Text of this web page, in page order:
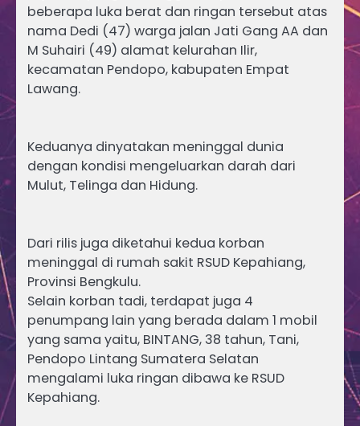
beberapa luka berat dan ringan tersebut atas
nama Dedi (47) warga jalan Jati Gang AA dan
M Suhairi (49) alamat kelurahan Ilir,
kecamatan Pendopo, kabupaten Empat
Lawang.
Keduanya dinyatakan meninggal dunia
dengan kondisi mengeluarkan darah dari
Mulut, Telinga dan Hidung.
Dari rilis juga diketahui kedua korban
meninggal di rumah sakit RSUD Kepahiang,
Provinsi Bengkulu.
Selain korban tadi, terdapat juga 4
penumpang lain yang berada dalam 1 mobil
yang sama yaitu, BINTANG, 38 tahun, Tani,
Pendopo Lintang Sumatera Selatan
mengalami luka ringan dibawa ke RSUD
Kepahiang.